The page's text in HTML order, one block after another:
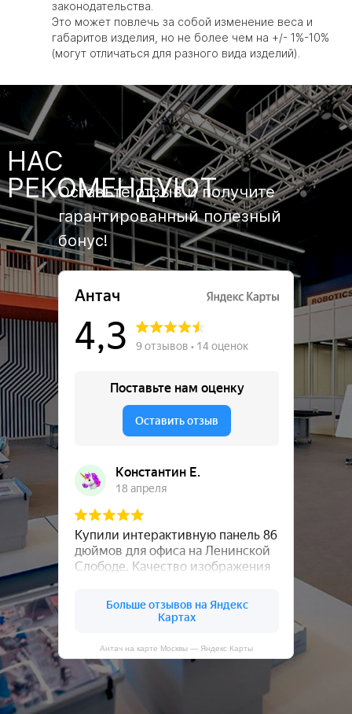
законодательства.
Это может повлечь за собой изменение веса и
габаритов изделия, но не более чем на +/- 1%-10%
(могут отличаться для разного вида изделий).
Антач на карте Москвы — Яндекс Карты
Оставьте отзыв и получите
гарантированный полезный
бонус!
НАС
РЕКОМЕНДУЮТ